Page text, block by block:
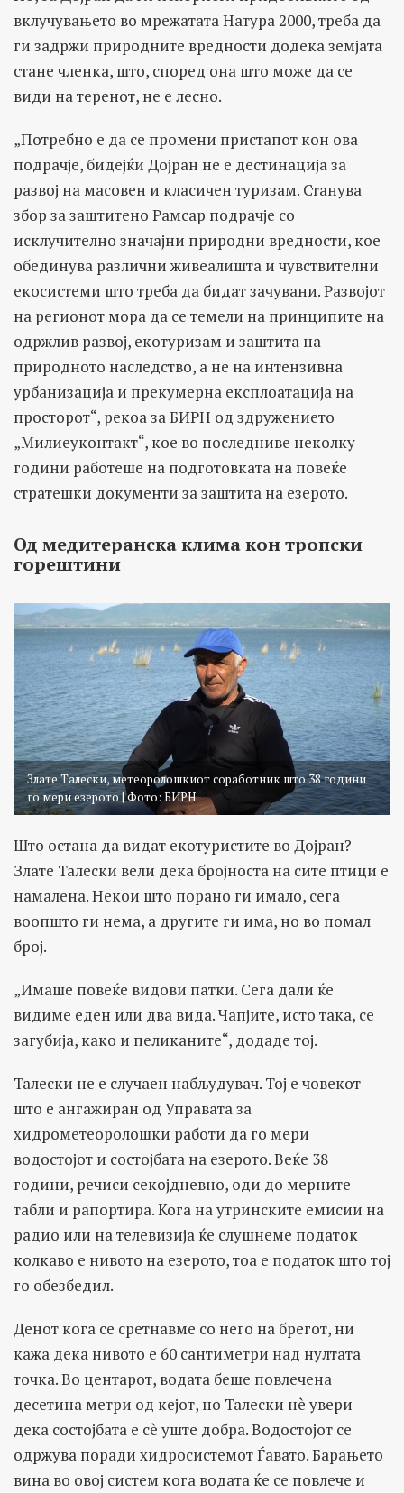
вклучувањето во мрежатата Натура 2000, треба да
ги задржи природните вредности додека земјата
стане членка, што, според она што може да се
види на теренот, не е лесно.
„Потребно е да се промени пристапот кон ова
подрачје, бидејќи Дојран не е дестинација за
развој на масовен и класичен туризам. Станува
збор за заштитено Рамсар подрачје со
исклучително значајни природни вредности, кое
обединува различни живеалишта и чувствителни
екосистеми што треба да бидат зачувани. Развојот
на регионот мора да се темели на принципите на
одржлив развој, екотуризам и заштита на
природното наследство, а не на интензивна
урбанизација и прекумерна експлоатација на
просторот“, рекоа за БИРН од здружението
„Милиеуконтакт“, кое во последниве неколку
години работеше на подготовката на повеќе
стратешки документи за заштита на езерото.
Од медитеранска клима кон тропски
горештини
Злате Талески, метеоролошкиот соработник што 38 години
го мери езерото | Фото: БИРН
Што остана да видат екотуристите во Дојран?
Злате Талески вели дека бројноста на сите птици е
намалена. Некои што порано ги имало, сега
воопшто ги нема, а другите ги има, но во помал
број.
„Имаше повеќе видови патки. Сега дали ќе
видиме еден или два вида. Чапјите, исто така, се
загубија, како и пеликаните“, додаде тој.
Талески не е случаен набљудувач. Тој е човекот
што е ангажиран од Управата за
хидрометеоролошки работи да го мери
водостојот и состојбата на езерото. Веќе 38
години, речиси секојдневно, оди до мерните
табли и рапортира. Кога на утринските емисии на
радио или на телевизија ќе слушнеме податок
колкаво е нивото на езерото, тоа е податок што тој
го обезбедил.
Денот кога се сретнавме со него на брегот, ни
кажа дека нивото е 60 сантиметри над нултата
точка. Во центарот, водата беше повлечена
десетина метри од кејот, но Талески нè увери
дека состојбата е сè уште добра. Водостојот се
одржува поради хидросистемот Ѓавато. Барањето
вина во овој систем кога водата ќе се повлече и